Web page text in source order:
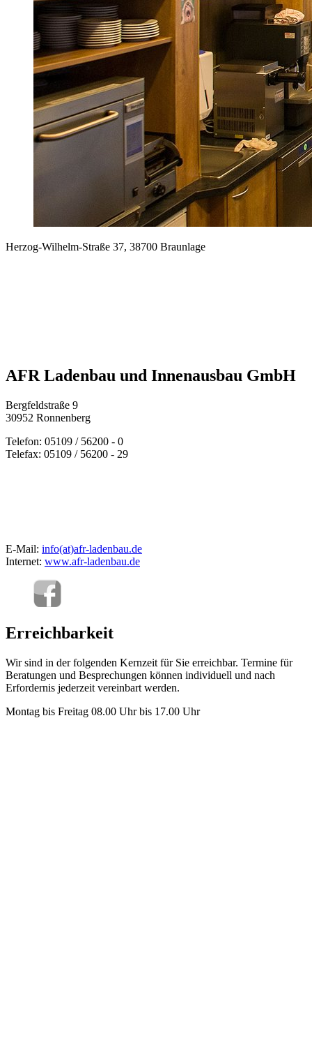
Herzog-Wilhelm-Straße 37, 38700 Braunlage
AFR Ladenbau und Innenausbau GmbH
Bergfeldstraße 9
30952 Ronnenberg
Telefon: 05109 / 56200 - 0
Telefax: 05109 / 56200 - 29
E-Mail: info(at)afr-ladenbau.de
Internet: www.afr-ladenbau.de
Erreichbarkeit
Wir sind in der folgenden Kernzeit für Sie erreichbar. Termine für
Beratungen und Besprechungen können individuell und nach
Erfordernis jederzeit vereinbart werden.
Montag bis Freitag 08.00 Uhr bis 17.00 Uhr